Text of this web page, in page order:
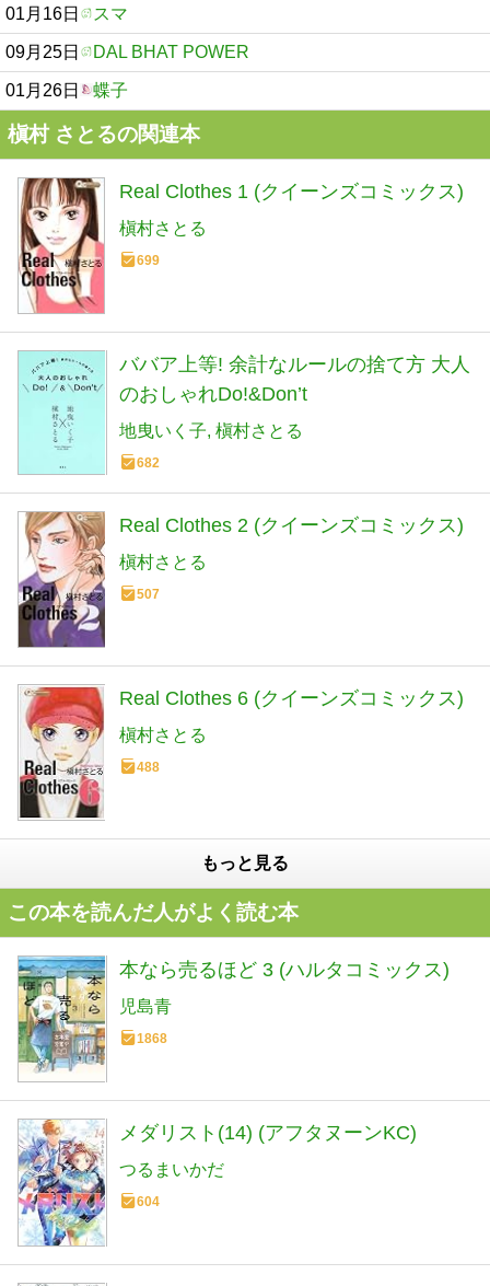
01月16日 スマ
09月25日 DAL BHAT POWER
01月26日 蝶子
槇村 さとるの関連本
Real Clothes 1 (クイーンズコミックス)
槇村さとる
699
ババア上等! 余計なルールの捨て方 大人
のおしゃれDo!&Don’t
地曳いく子 槇村さとる
682
Real Clothes 2 (クイーンズコミックス)
槇村さとる
507
Real Clothes 6 (クイーンズコミックス)
槇村さとる
488
もっと見る
この本を読んだ人がよく読む本
本なら売るほど 3 (ハルタコミックス)
児島青
1868
メダリスト(14) (アフタヌーンKC)
つるまいかだ
604